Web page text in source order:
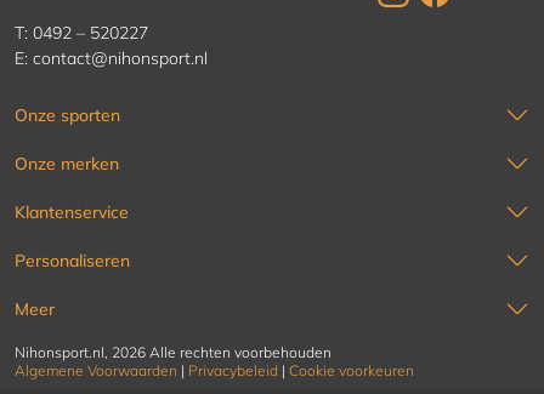
T: 0492 – 520227
E: contact@nihonsport.nl
Onze sporten
Onze merken
Klantenservice
Personaliseren
Meer
Nihonsport.nl, 2026 Alle rechten voorbehouden
Algemene Voorwaarden | Privacybeleid | Cookie voorkeuren